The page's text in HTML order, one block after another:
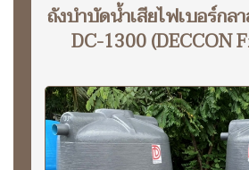
ถังบำบัดน้ำเสียไฟเบอร์กล
DC-1300 (DECCON